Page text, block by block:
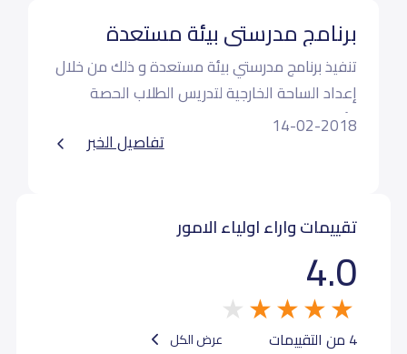
برنامج مدرستي بيئة مستعدة
تنفيذ برنامج مدرستي بيئة مستعدة ‏و ذلك من خلال
إعداد الساحة الخارجية لتدريس الطلاب الحصة
الأولى
14-02-2018
تفاصيل الخبر
تقييمات واراء اولياء الامور
4.0
4 من التقييمات عرض الكل